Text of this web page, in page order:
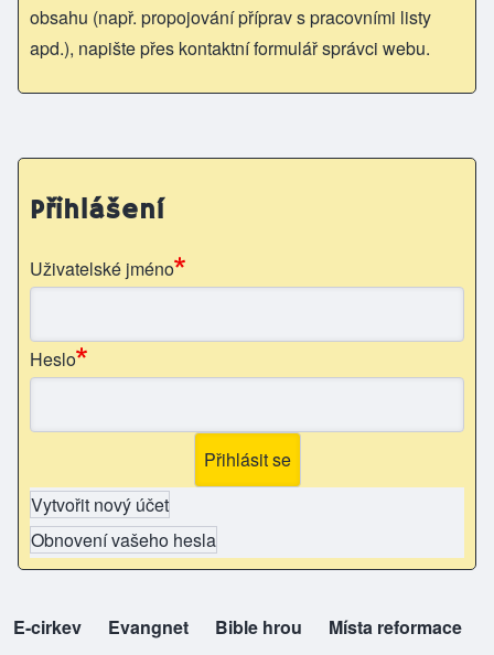
obsahu (např. propojování příprav s pracovními listy
apd.), napište přes kontaktní formulář správci webu.
Přihlášení
Uživatelské jméno
Heslo
Vytvořit nový účet
Obnovení vašeho hesla
top-odkazy
E-cirkev
(opens in new tab)
Evangnet
(opens in new tab)Bible hrou
(opens in new tab)Místa reformace
(opens in new tab)